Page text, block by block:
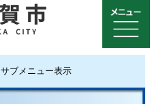
サブメニュー表示